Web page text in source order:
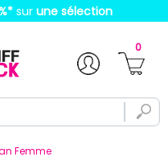
* sur une sélection
0
Femme